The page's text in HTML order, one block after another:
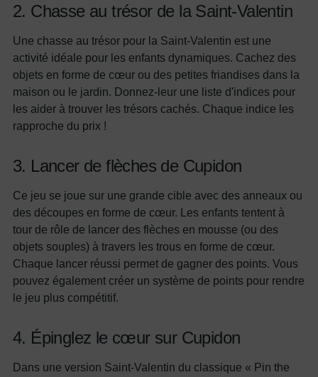
2. Chasse au trésor de la Saint-Valentin
Une chasse au trésor pour la Saint-Valentin est une
activité idéale pour les enfants dynamiques. Cachez des
objets en forme de cœur ou des petites friandises dans la
maison ou le jardin. Donnez-leur une liste d'indices pour
les aider à trouver les trésors cachés. Chaque indice les
rapproche du prix !
3. Lancer de flèches de Cupidon
Ce jeu se joue sur une grande cible avec des anneaux ou
des découpes en forme de cœur. Les enfants tentent à
tour de rôle de lancer des flèches en mousse (ou des
objets souples) à travers les trous en forme de cœur.
Chaque lancer réussi permet de gagner des points. Vous
pouvez également créer un système de points pour rendre
le jeu plus compétitif.
4. Épinglez le cœur sur Cupidon
Dans une version Saint-Valentin du classique « Pin the